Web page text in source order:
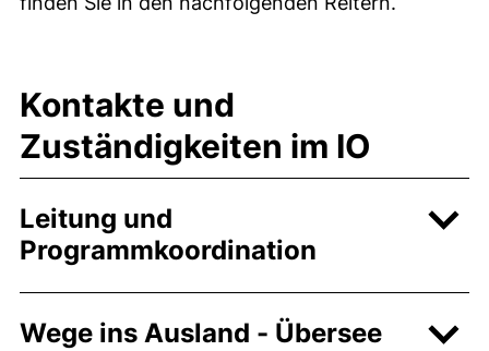
Kontakte und
Zuständigkeiten im IO
Leitung und
Programmkoordination
Wege ins Ausland - Übersee